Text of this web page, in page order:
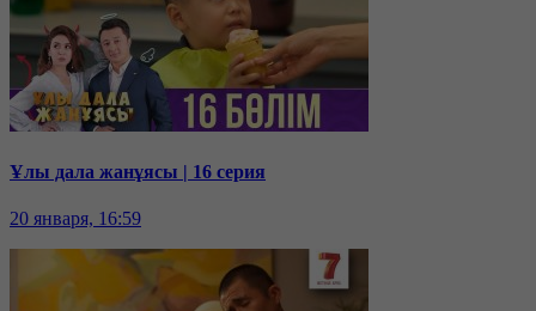
Ұлы дала жанұясы | 16 серия
20 января, 16:59